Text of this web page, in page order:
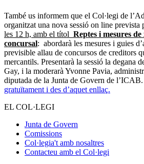
També us informem que el Col·legi de
organitzat una nova sessió on line prevista
les 12 h, amb el títol Reptes i mesures
concursal: abordarà les mesures i guies
previsible allau de concursos de creditors
mercantils. Presentarà la sessió la degana
Gay, i la moderarà Yvonne Pavia,
diputada de la Junta de Govern de l’ICAB.
gratuïtament i des d’aquet enllaç.
EL COL·LEGI
Junta de Govern
Comissions
Col·legia't amb nosaltres
Contacteu amb el Col·legi